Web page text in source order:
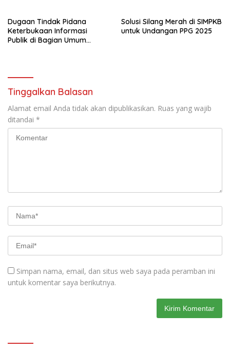
Dugaan Tindak Pidana
Keterbukaan Informasi
Publik di Bagian Umum
Solusi Silang Merah di SIMPKB
untuk Undangan PPG 2025
Tinggalkan Balasan
Alamat email Anda tidak akan dipublikasikan. Ruas yang wajib
ditandai *
Simpan nama, email, dan situs web saya pada peramban ini
untuk komentar saya berikutnya.